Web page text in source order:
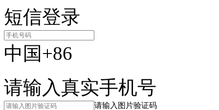
短信登录
中国+86
请输入真实手机号
请输入图片验证码